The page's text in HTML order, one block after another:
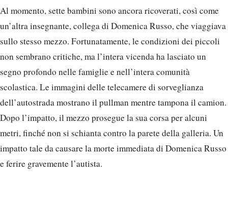
Al momento, sette bambini sono ancora ricoverati, così come
un’altra insegnante, collega di Domenica Russo, che viaggiava
sullo stesso mezzo. Fortunatamente, le condizioni dei piccoli
non sembrano critiche, ma l’intera vicenda ha lasciato un
segno profondo nelle famiglie e nell’intera comunità
scolastica. Le immagini delle telecamere di sorveglianza
dell’autostrada mostrano il pullman mentre tampona il camion.
Dopo l’impatto, il mezzo prosegue la sua corsa per alcuni
metri, finché non si schianta contro la parete della galleria. Un
impatto tale da causare la morte immediata di Domenica Russo
e ferire gravemente l’autista.